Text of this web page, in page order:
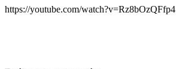
https://youtube.com/watch?v=Rz8bOzQFfp4